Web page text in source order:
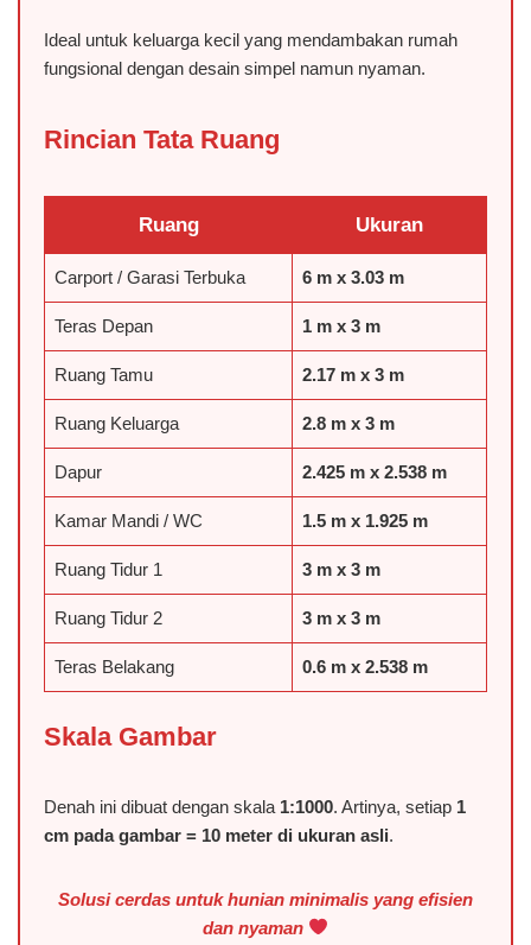
Ideal untuk keluarga kecil yang mendambakan rumah
fungsional dengan desain simpel namun nyaman.
Rincian Tata Ruang
Ruang Ukuran
Carport / Garasi Terbuka 6 m x 3.03 m
Teras Depan 1 m x 3 m
️Ruang Tamu 2.17 m x 3 m
️Ruang Keluarga 2.8 m x 3 m
Dapur 2.425 m x 2.538 m
Kamar Mandi / WC 1.5 m x 1.925 m
️Ruang Tidur 1 3 m x 3 m
️Ruang Tidur 2 3 m x 3 m
Teras Belakang 0.6 m x 2.538 m
Skala Gambar
Denah ini dibuat dengan skala 1:1000. Artinya, setiap 1
cm pada gambar = 10 meter di ukuran asli.
Solusi cerdas untuk hunian minimalis yang efisien
dan nyaman